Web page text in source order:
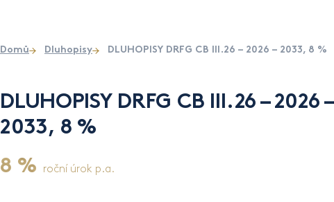
Domů Dluhopisy DLUHOPISY DRFG CB III.26 – 2026 – 2033, 8 %
DLUHOPISY DRFG CB III.26 – 2026 –
2033, 8 %
8 %
roční úrok p.a.